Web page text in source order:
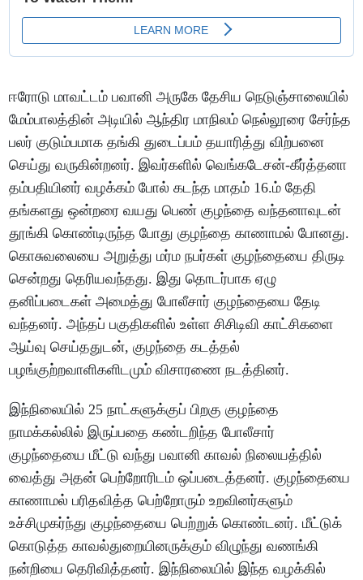
ஈரோடு மாவட்டம் பவானி அருகே தேசிய நெடுஞ்சாலையில்
மேம்பாலத்தின் அடியில் ஆந்திர மாநிலம் நெல்லூரை சேர்ந்த
பலர் குடும்பமாக தங்கி துடைப்பம் தயாரித்து விற்பனை
செய்து வருகின்றனர். இவர்களில் வெங்கடேசன்-கீர்த்தனா
தம்பதியினர் வழக்கம் போல் கடந்த மாதம் 16.ம் தேதி
தங்களது ஒன்றரை வயது பெண் குழந்தை வந்தனாவுடன்
தூங்கி கொண்டிருந்த போது குழந்தை காணாமல் போனது.
கொசுவலையை அறுத்து மர்ம நபர்கள் குழந்தையை திருடி
சென்றது தெரியவந்தது. இது தொடர்பாக ஏழு
தனிப்படைகள் அமைத்து போலீசார் குழந்தையை தேடி
வந்தனர். அந்தப் பகுதிகளில் உள்ள சிசிடிவி காட்சிகளை
ஆய்வு செய்ததுடன், குழந்தை கடத்தல்
பழங்குற்றவாளிகளிடமும் விசாரணை நடத்தினர்.
இந்நிலையில் 25 நாட்களுக்குப் பிறகு குழந்தை
நாமக்கல்லில் இருப்பதை கண்டறிந்த போலீசார்
குழந்தையை மீட்டு வந்து பவானி காவல் நிலையத்தில்
வைத்து அதன் பெற்றோரிடம் ஒப்படைத்தனர். குழந்தையை
காணாமல் பரிதவித்த பெற்றோரும் உறவினர்களும்
உச்சிமுகர்ந்து குழந்தையை பெற்றுக் கொண்டனர். மீட்டுக்
கொடுத்த காவல்துறையினருக்கும் விழுந்து வணங்கி
நன்றியை தெரிவித்தனர். இந்நிலையில் இந்த வழக்கில்